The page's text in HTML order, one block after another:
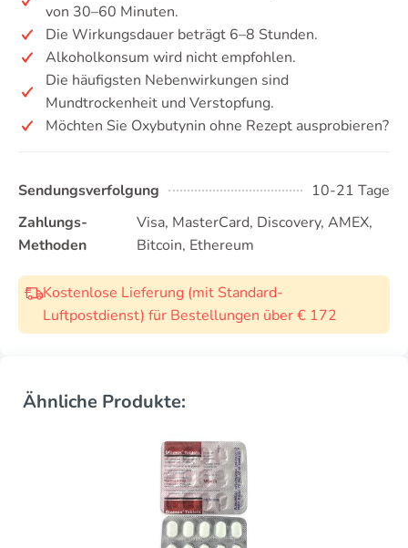
von 30–60 Minuten.
Die Wirkungsdauer beträgt 6–8 Stunden.
Alkoholkonsum wird nicht empfohlen.
Die häufigsten Nebenwirkungen sind
Mundtrockenheit und Verstopfung.
Möchten Sie Oxybutynin ohne Rezept ausprobieren?
Sendungsverfolgung
10-21 Tage
Zahlungs-
Methoden
Visa, MasterCard, Discovery, AMEX,
Bitcoin, Ethereum
Kostenlose Lieferung (mit Standard-
Luftpostdienst) für Bestellungen über € 172
Ähnliche Produkte: